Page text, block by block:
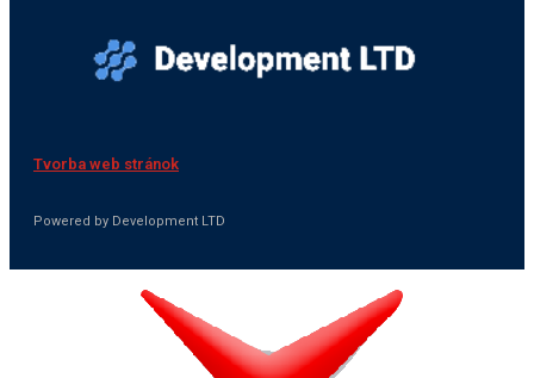
Tvorba web stránok
Powered by Development LTD